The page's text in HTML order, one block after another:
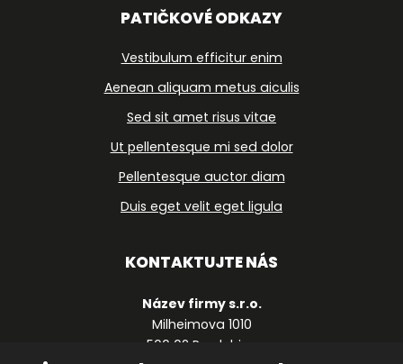
PATIČKOVÉ ODKAZY
Vestibulum efficitur enim
Aenean aliquam metus aiculis
Sed sit amet risus vitae
Ut pellentesque mi sed dolor
Pellentesque auctor diam
Duis eget velit eget ligula
KONTAKTUJTE NÁS
Název firmy s.r.o.
Milheimova 1010
500 02 Pardubice